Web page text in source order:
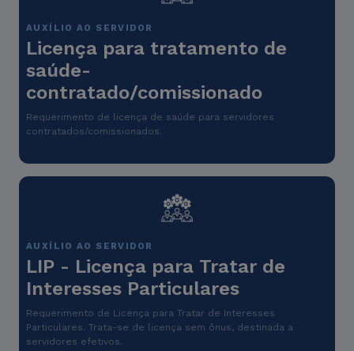
AUXÍLIO AO SERVIDOR
Licença para tratamento de
saúde-
contratado/comissionado
Requerimento de licença de saúde para servidores
contratados/comissionados.
AUXÍLIO AO SERVIDOR
LIP - Licença para Tratar de
Interesses Particulares
Requerimento de Licença para Tratar de Interesses
Particulares. Trata-se de licença sem ônus, destinada a
servidores efetivos.